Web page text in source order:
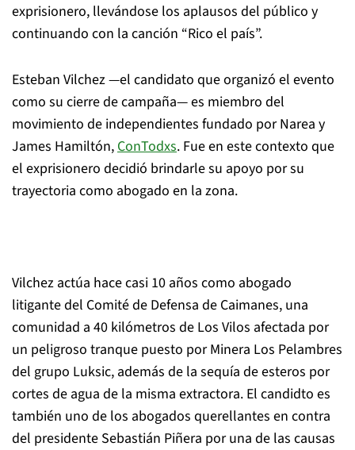
exprisionero, llevándose los aplausos del público y
continuando con la canción “Rico el país”.
Esteban Vilchez —el candidato que organizó el evento
como su cierre de campaña— es miembro del
movimiento de independientes fundado por Narea y
James Hamiltón, ConTodxs. Fue en este contexto que
el exprisionero decidió brindarle su apoyo por su
trayectoria como abogado en la zona.
Vilchez actúa hace casi 10 años como abogado
litigante del Comité de Defensa de Caimanes, una
comunidad a 40 kilómetros de Los Vilos afectada por
un peligroso tranque puesto por Minera Los Pelambres
del grupo Luksic, además de la sequía de esteros por
cortes de agua de la misma extractora. El candidto es
también uno de los abogados querellantes en contra
del presidente Sebastián Piñera por una de las causas